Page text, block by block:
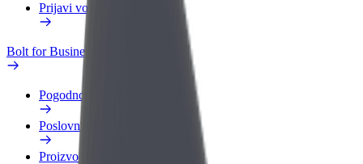
Prijavi vozilo
Bolt for Business
Pogodnosti
Poslovni profil
Proizvodi